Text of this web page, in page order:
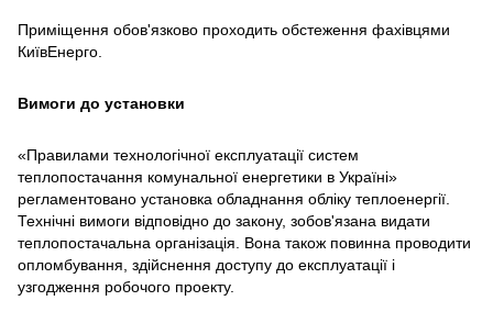
Приміщення обов'язково проходить обстеження фахівцями
КиївЕнерго.
Вимоги до установки
«Правилами технологічної експлуатації систем
теплопостачання комунальної енергетики в Україні»
регламентовано установка обладнання обліку теплоенергії.
Технічні вимоги відповідно до закону, зобов'язана видати
теплопостачальна організація. Вона також повинна проводити
опломбування, здійснення доступу до експлуатації і
узгодження робочого проекту.